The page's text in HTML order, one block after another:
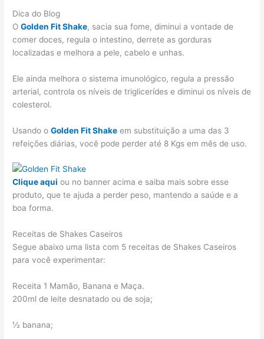
Dica do Blog
OGolden Fit Shake, sacia sua fome, diminui a vontade de
comer doces, regula o intestino, derrete as gorduras
localizadas e melhora a pele, cabelo e unhas.
Ele ainda melhora o sistema imunológico, regula a pressão
arterial, controla os níveis de triglicerídes e diminui os níveis de
colesterol.
Usando oGolden Fit Shake em substituição a uma das 3
refeições diárias, você pode perder até 8 Kgs em mês de uso.
Clique aqui ou no banner acima e saiba mais sobre esse
produto, que te ajuda a perder peso, mantendo a saúde e a
boa forma.
Receitas de Shakes Caseiros
Segue abaixo uma lista com 5 receitas de Shakes Caseiros
para você experimentar:
Receita 1 Mamão, Banana e Maça.
200ml de leite desnatado ou de soja;
½ banana;